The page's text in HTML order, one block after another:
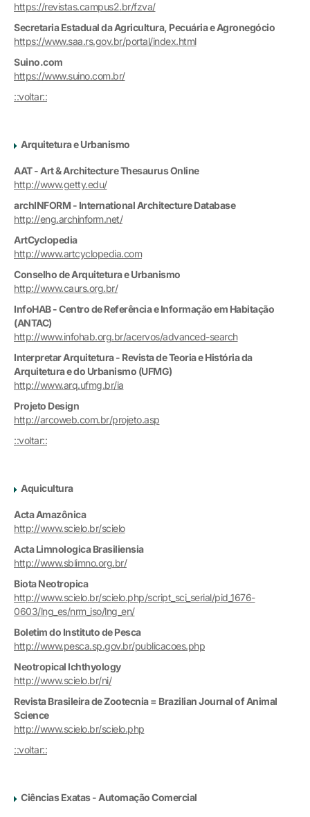
https://revistas.campus2.br/fzva/
Secretaria Estadual da Agricultura, Pecuária e Agronegócio
https://www.saa.rs.gov.br/portal/index.html
Suino.com
https://www.suino.com.br/
::voltar::
Arquitetura e Urbanismo
AAT - Art & Architecture Thesaurus Online
http://www.getty.edu/
archINFORM - International Architecture Database
http://eng.archinform.net/
ArtCyclopedia
http://www.artcyclopedia.com
Conselho de Arquitetura e Urbanismo
http://www.caurs.org.br/
InfoHAB - Centro de Referência e Informação em Habitação
(ANTAC)
http://www.infohab.org.br/acervos/advanced-search
Interpretar Arquitetura - Revista de Teoria e História da
Arquitetura e do Urbanismo (UFMG)
http://www.arq.ufmg.br/ia
Projeto Design
http://arcoweb.com.br/projeto.asp
::voltar::
Aquicultura
Acta Amazônica
http://www.scielo.br/scielo
Acta Limnologica Brasiliensia
http://www.sblimno.org.br/
Biota Neotropica
http://www.scielo.br/scielo.php/script_sci_serial/pid_1676-
0603/lng_es/nrm_iso/lng_en/
Boletim do Instituto de Pesca
http://www.pesca.sp.gov.br/publicacoes.php
Neotropical Ichthyology
http://www.scielo.br/ni/
Revista Brasileira de Zootecnia = Brazilian Journal of Animal
Science
http://www.scielo.br/scielo.php
::voltar::
Ciências Exatas - Automação Comercial